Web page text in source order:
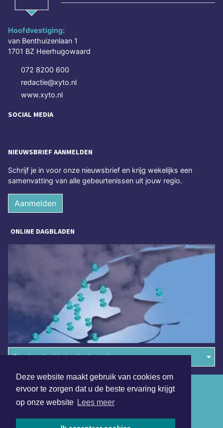
Deze website maakt gebruik van cookies om
ervoor te zorgen dat u de beste ervaring krijgt
op onze website Lees meer
Hoofdvestiging:
van Benthuizenlaan 1
1701 BZ Heerhugowaard
072 8200 600
redactie@xyto.nl
www.xyto.nl
SOCIAL MEDIA
NIEUWSBRIEF AANMELDEN
Schrijf je in voor onze nieuwsbrief en krijg wekelijks een
samenvatting van alle gebeurtenissen uit jouw regio.
Aanmelden
ONLINE DAGBLADEN
Overige dagbladen in de regio
Algemene voorwaarden
Disclaimer